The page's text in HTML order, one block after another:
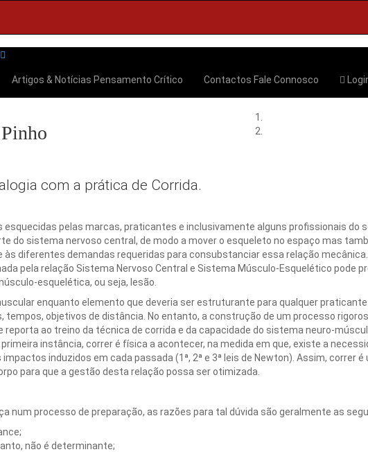
Artigos & Notícias Pensamento Crítico Contactos Fale Connosco
com a prática de Corrida.
pelas marcas, praticantes e inclusivamente alguns profissionais do
do sistema nervoso central, de modo a mover o esqueleto no espaço mas
diferentes demandas requeridas para consubstanciar essa relação
pela relação Sistema Nervoso Central e Sistema Músculo-Esquelético pode
esquelética, ou seja, lesão.
enquanto elemento que deveria ser estruturante para qualquer praticante
objetivos de distância. No entanto, a construção de um processo
ao treino da técnica de corrida e da capacidade do sistema neuro-
instância, correr é física a acontecer, na medida em que, existe a
induzidos em cada passada (1ª, 2ª e 3ª leis de Newton). Assim, correr é
para que a gestão desta relação possa ser otimizada.
num processo de preparação, as razões para tal dúvida são geralmente as
não é determinante;